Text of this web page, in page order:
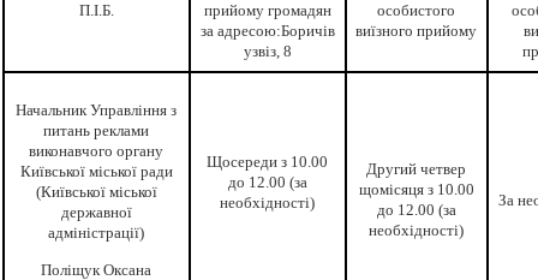
П.І.Б.
прийому громадян
за адресою:Боричів
узвіз, 8
особистого
виїзного прийому
Начальник Управління з
питань реклами
виконавчого органу
Київської міської ради
(Київської міської
державної
адміністрації)
Поліщук Оксана
Щосереди з 10.00
до 12.00 (за
необхідності)
Другий четвер
щомісяця з 10.00
до 12.00 (за
необхідності)
За